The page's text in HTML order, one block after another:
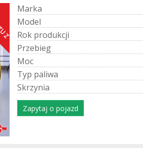
Marka
Model
Rok produkcji
Przebieg
Moc
Typ paliwa
Skrzynia
Zapytaj o pojazd